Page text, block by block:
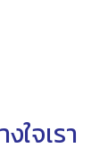
งใจเรา